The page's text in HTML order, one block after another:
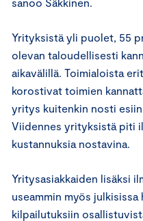
Yrityksistä yli puolet, 55
olevan taloudellisesti
aikavälillä. Toimialoista
korostivat toimien
yritys kuitenkin nosti
Viidennes yrityksistä piti
kustannuksia nostavina.
Yritysasiakkaiden lisäksi
useammin myös
kilpailutuksiin